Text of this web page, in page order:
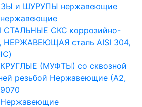
и ШУРУПЫ нержавеющие
СКС коррозийно-
НЕРЖАВЕЮЩАЯ сталь AISI 304,
(МУФТЫ) со сквозной
резьбой Нержавеющие (А2,